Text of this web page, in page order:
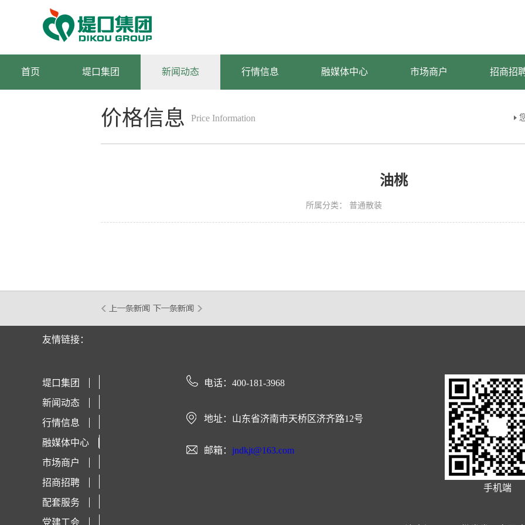
首页 堤口集团 新闻动态 行情信息 融媒体中心 市场商户 招商招
价格信息 Price Information
油桃
所属分类： 普通散装
友情链接：
堤口集团
新闻动态
行情信息
融媒体中心
市场商户
招商招聘
配套服务
党建工会
电话：400-181-3968
地址：山东省济南市天桥区济齐路12号
邮箱： jndkjt@163.com
手机端